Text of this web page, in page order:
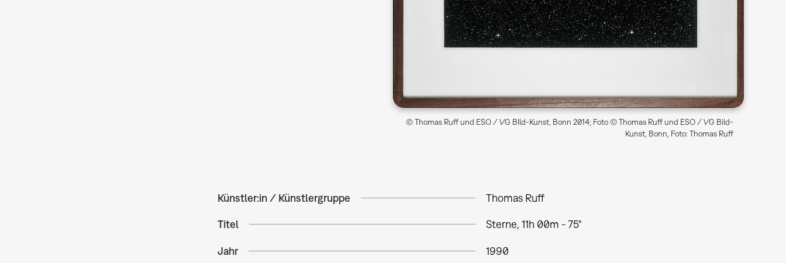
© Thomas Ruff und ESO / VG BIld-Kunst, Bonn 2014; Foto © Thomas Ruff und ESO / VG Bild-
Kunst, Bonn, Foto: Thomas Ruff
Künstler:in / Künstlergruppe Thomas Ruff
Titel Sterne, 11h 00m - 75°
Jahr 1990